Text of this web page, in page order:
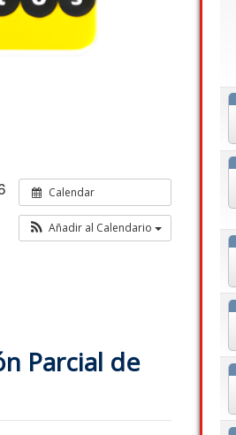
Calendar
Añadir al Calendario
Parcial de